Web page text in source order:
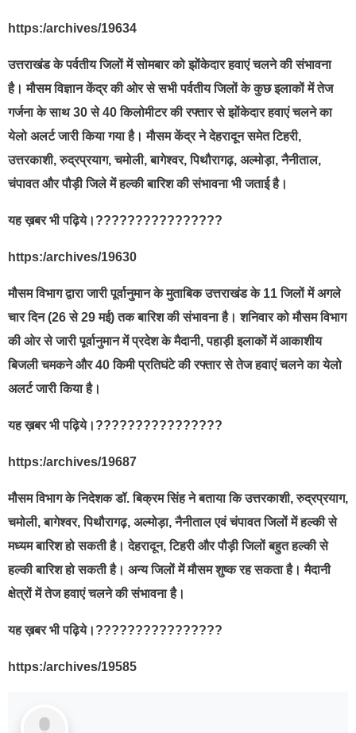
https:/archives/19634
उत्तराखंड के पर्वतीय जिलों में सोमबार को झोंकेदार हवाएं चलने की संभावना
है। मौसम विज्ञान केंद्र की ओर से सभी पर्वतीय जिलों के कुछ इलाकों में तेज
गर्जना के साथ 30 से 40 किलोमीटर की रफ्तार से झोंकेदार हवाएं चलने का
येलो अलर्ट जारी किया गया है। माैसम केंद्र ने देहरादून समेत टिहरी,
उत्तरकाशी, रुद्रप्रयाग, चमोली, बागेश्वर, पिथौरागढ़, अल्मोड़ा, नैनीताल,
चंपावत और पौड़ी जिले में हल्की बारिश की संभावना भी जताई है।
यह ख़बर भी पढ़िये।????????????????
https:/archives/19630
मौसम विभाग द्वारा जारी पूर्वानुमान के मुताबिक उत्तराखंड के 11 जिलों में अगले
चार दिन (26 से 29 मई) तक बारिश की संभावना है। शनिवार को मौसम विभाग
की ओर से जारी पूर्वानुमान में प्रदेश के मैदानी, पहाड़ी इलाकों में आकाशीय
बिजली चमकने और 40 किमी प्रतिघंटे की रफ्तार से तेज हवाएं चलने का येलो
अलर्ट जारी किया है।
यह ख़बर भी पढ़िये।????????????????
https:/archives/19687
मौसम विभाग के निदेशक डॉ. बिक्रम सिंह ने बताया कि उत्तरकाशी, रुद्रप्रयाग,
चमोली, बागेश्वर, पिथौरागढ़, अल्मोड़ा, नैनीताल एवं चंपावत जिलों में हल्की से
मध्यम बारिश हो सकती है। देहरादून, टिहरी और पौड़ी जिलों बहुत हल्की से
हल्की बारिश हो सकती है। अन्य जिलों में मौसम शुष्क रह सकता है। मैदानी
क्षेत्रों में तेज हवाएं चलने की संभावना है।
यह ख़बर भी पढ़िये।????????????????
https:/archives/19585